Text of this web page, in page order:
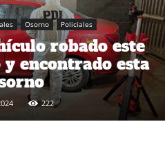
Osorno Policiales
robado este
y encontrado esta
222